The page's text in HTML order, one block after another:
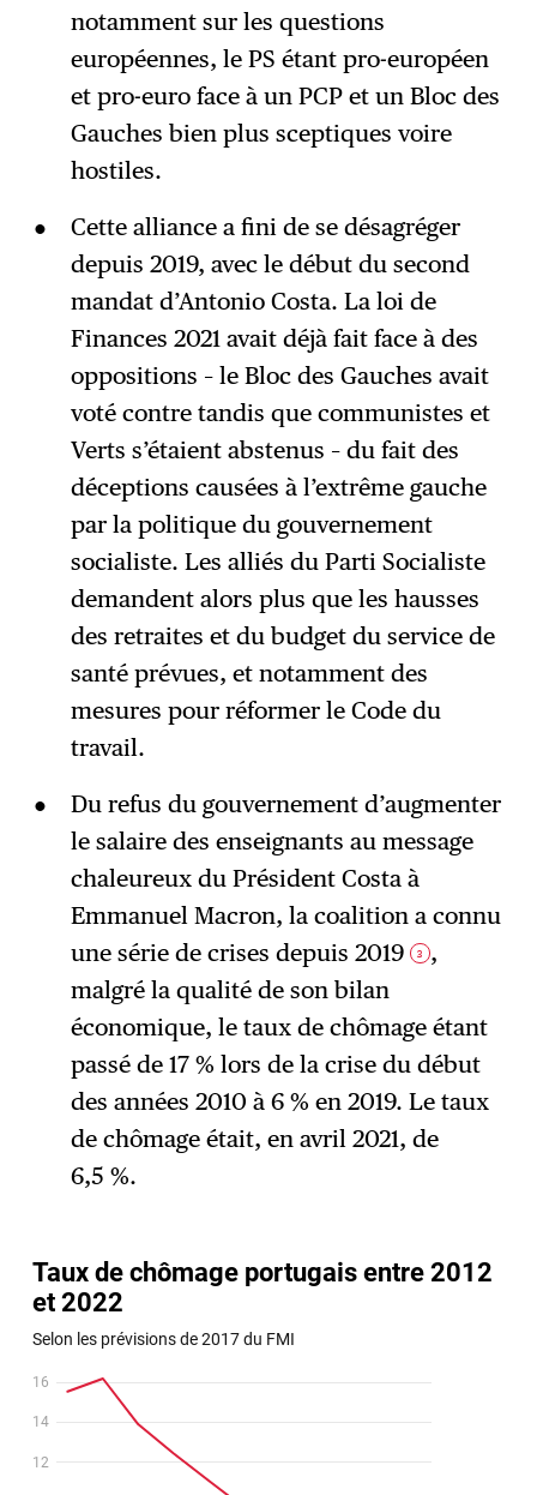
notamment sur les questions
européennes, le PS étant pro-européen
et pro-euro face à un PCP et un Bloc des
Gauches bien plus sceptiques voire
hostiles.
Cette alliance a fini de se désagréger
depuis 2019, avec le début du second
mandat d’Antonio Costa. La loi de
Finances 2021 avait déjà fait face à des
oppositions – le Bloc des Gauches avait
voté contre tandis que communistes et
Verts s’étaient abstenus – du fait des
déceptions causées à l’extrême gauche
par la politique du gouvernement
socialiste. Les alliés du Parti Socialiste
demandent alors plus que les hausses
des retraites et du budget du service de
santé prévues, et notamment des
mesures pour réformer le Code du
travail.
Du refus du gouvernement d’augmenter
le salaire des enseignants au message
chaleureux du Président Costa à
Emmanuel Macron, la coalition a connu
une série de crises depuis 2019
3 ,
malgré la qualité de son bilan
économique, le taux de chômage étant
passé de 17 % lors de la crise du début
des années 2010 à 6 % en 2019. Le taux
de chômage était, en avril 2021, de
6,5 %.